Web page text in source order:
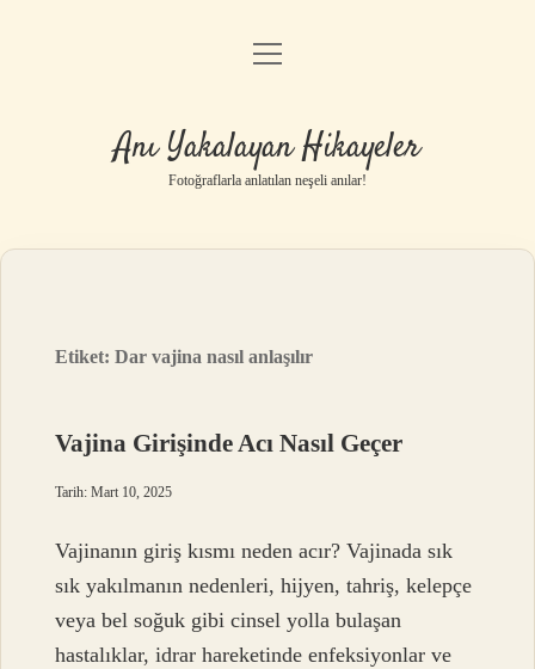
Anasayfa
Yasal Uyarı
menüyü
Anı Yakalayan Hikayeler
Fotoğraflarla anlatılan neşeli anılar!
Etiket:Dar vajina nasıl anlaşılır
Vajina Girişinde Acı Nasıl Geçer
Tarih: Mart 10, 2025
Vajinanın giriş kısmı neden acır? Vajinada sık
sık yakılmanın nedenleri, hijyen, tahriş, kelepçe
veya bel soğuk gibi cinsel yolla bulaşan
hastalıklar, idrar hareketinde enfeksiyonlar ve